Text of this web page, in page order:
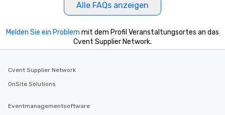
Alle FAQs anzeigen
Melden Sie ein Problem mit dem Profil Veranstaltungsortes an das
Cvent Supplier Network.
Cvent Supplier Network
OnSite Solutions
Eventmanagementsoftware